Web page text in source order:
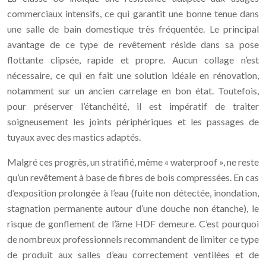
commerciaux intensifs, ce qui garantit une bonne tenue dans
une salle de bain domestique très fréquentée. Le principal
avantage de ce type de revêtement réside dans sa pose
flottante clipsée, rapide et propre. Aucun collage n’est
nécessaire, ce qui en fait une solution idéale en rénovation,
notamment sur un ancien carrelage en bon état. Toutefois,
pour préserver l’étanchéité, il est impératif de traiter
soigneusement les joints périphériques et les passages de
tuyaux avec des mastics adaptés.
Malgré ces progrès, un stratifié, même « waterproof », ne reste
qu’un revêtement à base de fibres de bois compressées. En cas
d’exposition prolongée à l’eau (fuite non détectée, inondation,
stagnation permanente autour d’une douche non étanche), le
risque de gonflement de l’âme HDF demeure. C’est pourquoi
de nombreux professionnels recommandent de limiter ce type
de produit aux salles d’eau correctement ventilées et de